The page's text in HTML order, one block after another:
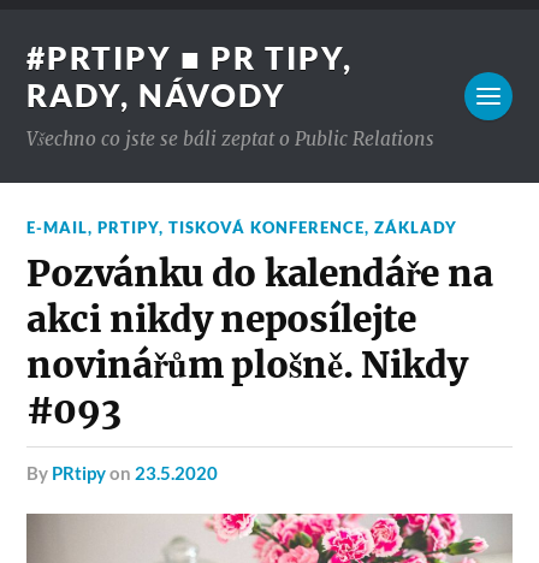
#PRTIPY ■ PR TIPY,
RADY, NÁVODY
Všechno co jste se báli zeptat o Public Relations
E-MAIL,PRTIPY,TISKOVÁ KONFERENCE,ZÁKLADY
Pozvánku do kalendáře na
akci nikdy neposílejte
novinářům plošně. Nikdy
#093
by PRtipyon 23.5.2020